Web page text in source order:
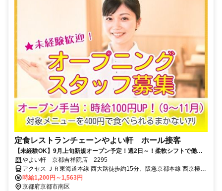
定食レストランチェーンやよい軒 ホール接客
【未経験OK】9月上旬新規オープン予定！週2日～！柔軟シフトで働き
やすい！未経験OK♪
やよい軒 京都吉祥院店 2295
アクセス ＪＲ東海道本線 西大路徒歩約15分、阪急京都本線 西京極徒
歩約18分、阪急嵐山線 桂東口徒歩約27分 バス停「吉祥院壱ノ段町」
「吉祥院宮ノ西町」より徒歩4分
時給1,200円～1,563円
京都府京都市南区